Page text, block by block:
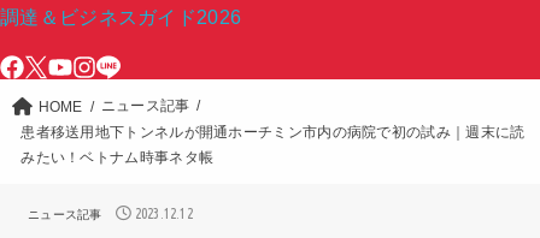
調達＆ビジネスガイド2026
HOME
ニュース記事
患者移送用地下トンネルが開通ホーチミン市内の病院で初の試み｜週末に読
みたい！ベトナム時事ネタ帳
ニュース記事 2023.12.12